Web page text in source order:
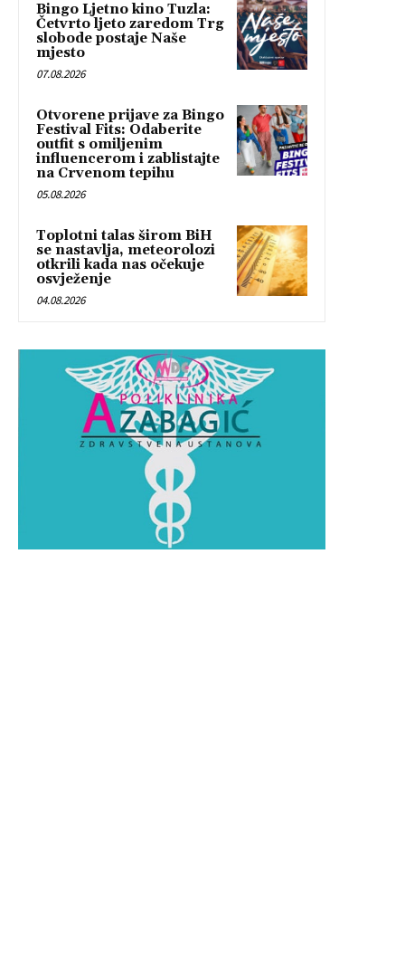
Bingo Ljetno kino Tuzla:
Četvrto ljeto zaredom Trg
slobode postaje Naše
mjesto
07.08.2026
Otvorene prijave za Bingo
Festival Fits: Odaberite
outfit s omiljenim
influencerom i zablistajte
na Crvenom tepihu
05.08.2026
Toplotni talas širom BiH
se nastavlja, meteorolozi
otkrili kada nas očekuje
osvježenje
04.08.2026